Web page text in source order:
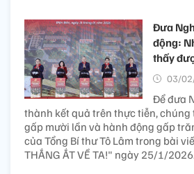
Đưa
động:
thấy
03/
Để đưa
thành kết quả trên thực tiễn, chúng
gấp mười lần và hành động gấp
của Tổng Bí thư Tô Lâm trong bài
THẮNG ẮT VỀ TA!" ngày 25/1/